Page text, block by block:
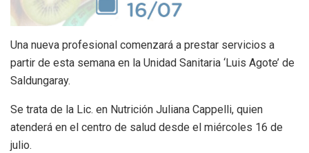
Una nueva profesional comenzará a prestar servicios a
partir de esta semana en la Unidad Sanitaria ‘Luis Agote’ de
Saldungaray.
Se trata de la Lic. en Nutrición Juliana Cappelli, quien
atenderá en el centro de salud desde el miércoles 16 de
julio.